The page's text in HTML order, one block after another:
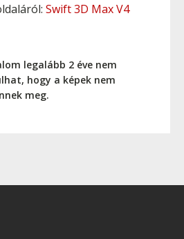
Swift 3D Max V4
legalább 2 éve nem
hogy a képek nem
meg.